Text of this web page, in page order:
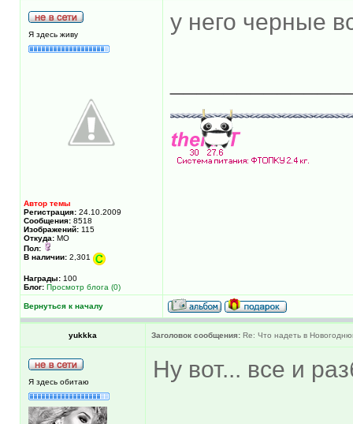
Я здесь живу
Автор темы
Регистрация: 24.10.2009
Сообщения: 8518
Изображений: 115
Откуда: МО
Пол:
В наличии: 2,301
Награды: 100
Блог: Просмотр блога (0)
у него черные
Вернуться к началу
yukkka Заголовок сообщения: Re: Что надеть в
Я здесь обитаю Ну вот... все и